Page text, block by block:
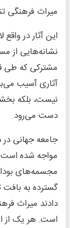
میراث فرهنگی
این آثار در
نشانه‌هایی از
مشترکی که طی
آثاری آسیب
نیست، بلکه
دست می‌رود.
جامعه جهانی
مواجه شده است.
مجسمه‌های
گسترده به
دادند میراث
است. هر یک از